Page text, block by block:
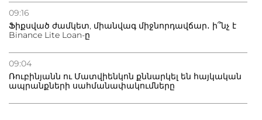
09:16
Ֆիքսված ժամկետ, միանվագ միջնորդավճար․ ի՞նչ է
Binance Lite Loan-ը
09:04
Ռուբինյանն ու Մատվիենկոն քննարկել են հայկական
ապրանքների սահմանափակումները